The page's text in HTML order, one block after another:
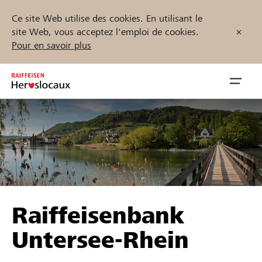
Ce site Web utilise des cookies. En utilisant le
site Web, vous acceptez l'emploi de cookies.
Pour en savoir plus
Inhalt
springen
öffnen
Parrainer
Soutien & assistance
Trouvez des projets et des organisations
Démarrez maintenant
Raiffeisenbank
Untersee-Rhein